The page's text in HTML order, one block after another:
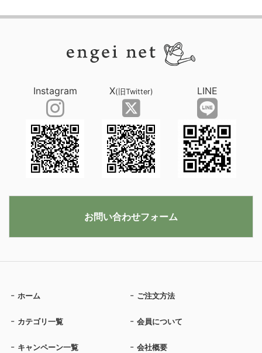
ホーム ご注文方法
カテゴリ一覧 会員について
キャンペーン一覧 会社概要
Instagram X(旧Twitter) LINE
お問い合わせフォーム